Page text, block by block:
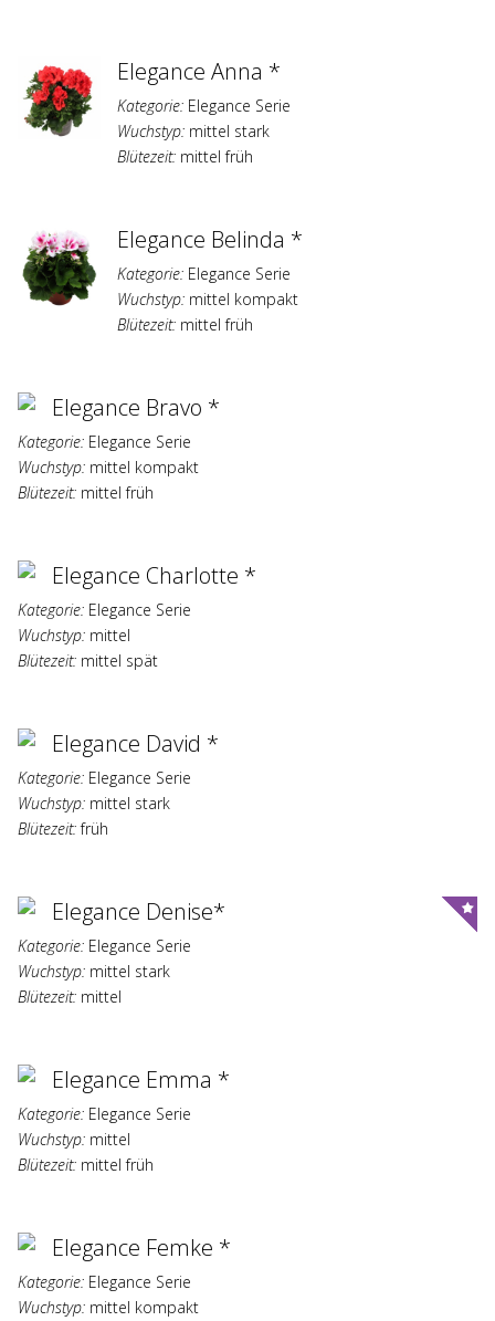
Elegance Anna *
Kategorie: Elegance Serie
Wuchstyp: mittel stark
Blütezeit: mittel früh
Elegance Belinda *
Kategorie: Elegance Serie
Wuchstyp: mittel kompakt
Blütezeit: mittel früh
Elegance Bravo *
Kategorie: Elegance Serie
Wuchstyp: mittel kompakt
Blütezeit: mittel früh
Elegance Charlotte *
Kategorie: Elegance Serie
Wuchstyp: mittel
Blütezeit: mittel spät
Elegance David *
Kategorie: Elegance Serie
Wuchstyp: mittel stark
Blütezeit:früh
Elegance Denise*
Kategorie: Elegance Serie
Wuchstyp: mittel stark
Blütezeit: mittel
Elegance Emma *
Kategorie: Elegance Serie
Wuchstyp: mittel
Blütezeit: mittel früh
Elegance Femke *
Kategorie: Elegance Serie
Wuchstyp: mittel kompakt